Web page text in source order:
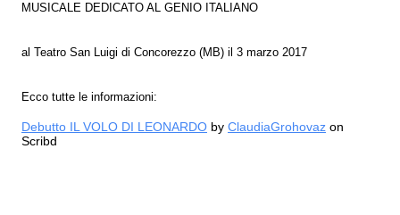
MUSICALE DEDICATO AL GENIO ITALIANO
al Teatro San Luigi di Concorezzo (MB) il 3 marzo 2017
Ecco tutte le informazioni:
Debutto IL VOLO DI LEONARDO by ClaudiaGrohovaz on
Scribd